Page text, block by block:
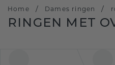
Home / Dames ringen /
RINGEN MET